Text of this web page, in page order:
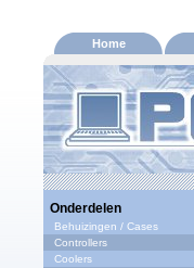
Home
Onderdelen
Behuizingen / Cases
Controllers
Coolers